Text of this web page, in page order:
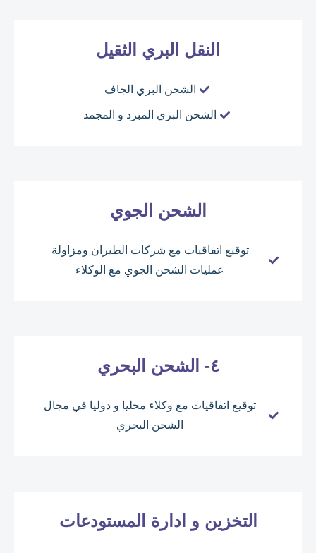
النقل البري الثقيل
الشحن البري الجاف
الشحن البري المبرد و المجمد
الشحن الجوي
توقيع اتفاقيات مع شركات الطيران ومزاولة
عمليات الشحن الجوي مع الوكلاء
توقيع اتفاقيات مع وكلاء محليا و دوليا في مجال
الشحن البحري
التخزين و ادارة المستودعات